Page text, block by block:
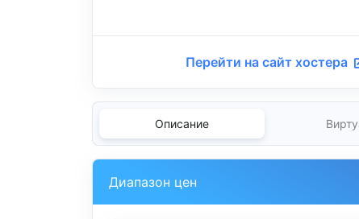
Перейти на сайт хостера
Описание
Диапазон цен